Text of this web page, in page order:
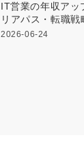
IT営業の年収アッ
リアパス・転職
2026-06-24